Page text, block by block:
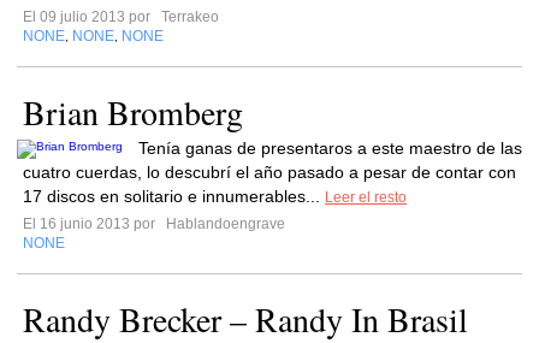
El 09 julio 2013 por
Terrakeo
NONE NONE NONE
Brian Bromberg
Tenía ganas de presentaros a este maestro de las
cuatro cuerdas, lo descubrí el año pasado a pesar de contar con
17 discos en solitario e innumerables...
Leer el resto
El 16 junio 2013 por
Hablandoengrave
NONE
Randy Brecker – Randy In Brasil